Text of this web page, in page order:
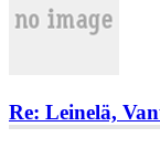
Re: Leinelä,